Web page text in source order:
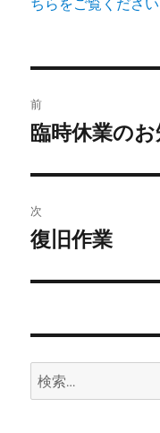
稿
ビ
ゲ
ー
ン
前
前
投
稿:
臨時休業の
次
次
投
復旧作業
検
索: